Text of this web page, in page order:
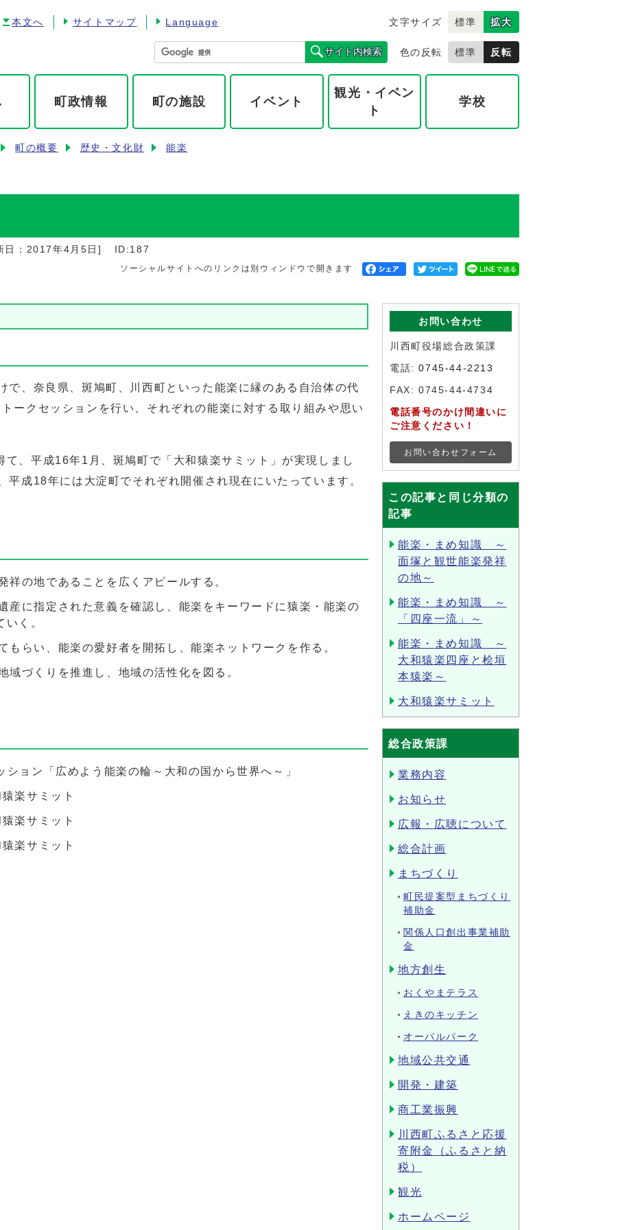
本文へ サイトマップ Language 文字サイズ 標準 拡大
サイト内検索 色の反転 標準 反転
町政情報 町の施設 イベント
観光・イベン
ト
学校
町の概要 歴史・文化財 能楽
日： 2017年4月5日] ID:187
ソーシャルサイトへのリンクは別ウィンドウで開きます
で、奈良県、斑鳩町、川西町といった能楽に縁のある自治体の代
ークセッションを行い、それぞれの能楽に対する取り組みや思い
て、平成16年1月、斑鳩町で「大和猿楽サミット」が実現しまし
平成18年には大淀町でそれぞれ開催され現在にいたっています。
祥の地であることを広くアピールする。
産に指定された意義を確認し、能楽をキーワードに猿楽・能楽の
く。
もらい、能楽の愛好者を開拓し、能楽ネットワークを作る。
域づくりを推進し、地域の活性化を図る。
ョン「広めよう能楽の輪～大和の国から世界へ～」
楽サミット
楽サミット
楽サミット
お問い合わせ
川西町役場総合政策課
電話:0745-44-2213
FAX: 0745-44-4734
電話番号のかけ間違いに
ご注意ください！
お問い合わせフォーム
この記事と同じ分類の
記事
能楽・まめ知識 ～
面塚と観世能楽発祥
の地～
能楽・まめ知識 ～
「四座一流」～
能楽・まめ知識 ～
大和猿楽四座と桧垣
本猿楽～
大和猿楽サミット
総合政策課
業務内容
お知らせ
広報・広聴について
総合計画
まちづくり
町民提案型まちづくり
補助金
関係人口創出事業補助
金
地方創生
おくやまテラス
えきのキッチン
オーバルパーク
地域公共交通
開発・建築
商工業振興
川西町ふるさと応援
寄附金（ふるさと納
税）
観光
ホームページ